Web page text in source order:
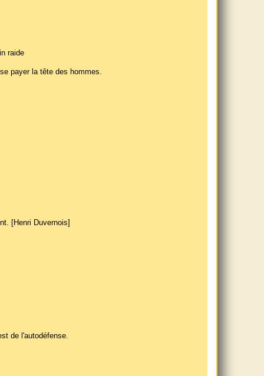
raide
payer la tête des hommes.
[Henri Duvernois]
de l'autodéfense.